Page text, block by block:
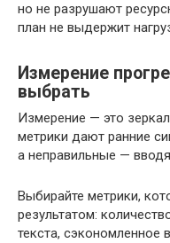
но не разрушают
план не выдержит
Измерение
выбрать
Измерение — это
метрики дают ранние
а неправильные —
Выбирайте метрики,
результатом:
текста, сэкономленное